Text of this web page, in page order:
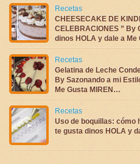
Recetas
CHEESECAKE DE
CELEBRACIONES ” By
dinos HOLA y dale a
Recetas
Gelatina de Leche
By Sazonando a mi
Me Gusta MIREN…
Recetas
Uso de boquillas: cómo
te gusta dinos HOLA y